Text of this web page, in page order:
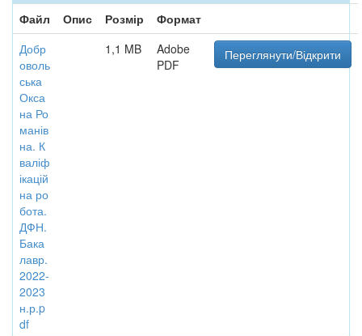
Файл
Опис Розмір
Формат
Добр
оволь
ська
Окса
на Ро
манів
на. К
валіф
ікацій
на ро
бота.
ДФН.
Бака
лавр.
2022-
2023
н.р.p
df
1,1 MB
Adobe
PDF
Переглянути/Відкрити